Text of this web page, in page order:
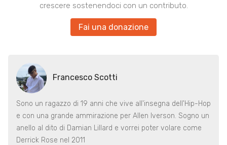
crescere sostenendoci con un contributo.
Fai una donazione
Francesco Scotti
Sono un ragazzo di 19 anni che vive all'insegna dell'Hip-Hop
e con una grande ammirazione per Allen Iverson. Sogno un
anello al dito di Damian Lillard e vorrei poter volare come
Derrick Rose nel 2011